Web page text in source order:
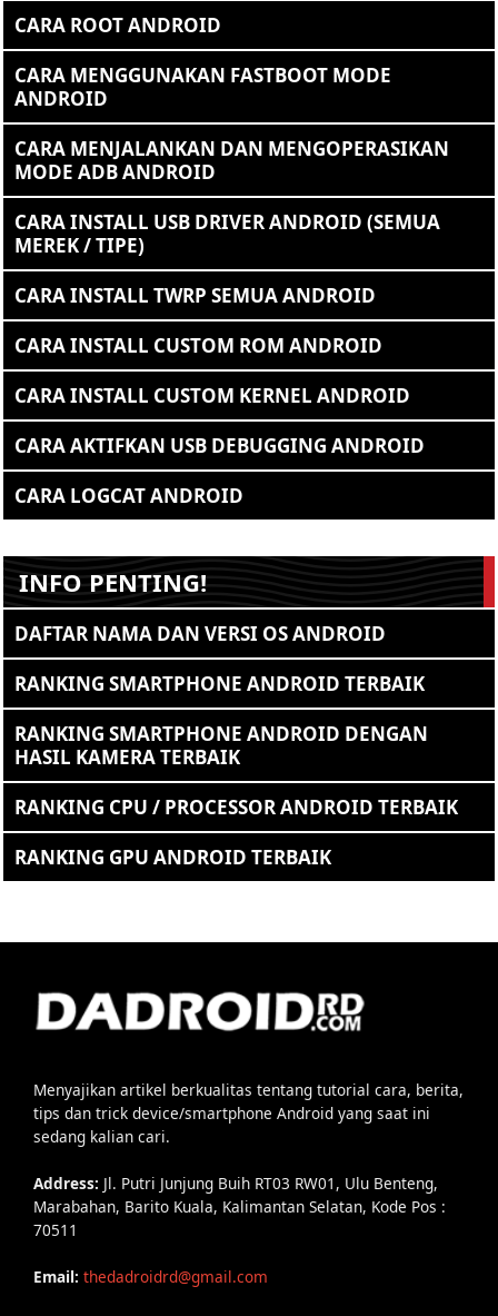
CARA ROOT ANDROID
CARA MENGGUNAKAN FASTBOOT MODE
ANDROID
CARA MENJALANKAN DAN MENGOPERASIKAN
MODE ADB ANDROID
CARA INSTALL USB DRIVER ANDROID (SEMUA
MEREK / TIPE)
CARA INSTALL TWRP SEMUA ANDROID
CARA INSTALL CUSTOM ROM ANDROID
CARA INSTALL CUSTOM KERNEL ANDROID
CARA AKTIFKAN USB DEBUGGING ANDROID
CARA LOGCAT ANDROID
INFO PENTING!
DAFTAR NAMA DAN VERSI OS ANDROID
RANKING SMARTPHONE ANDROID TERBAIK
RANKING SMARTPHONE ANDROID DENGAN
HASIL KAMERA TERBAIK
RANKING CPU / PROCESSOR ANDROID TERBAIK
RANKING GPU ANDROID TERBAIK
Menyajikan artikel berkualitas tentang tutorial cara, berita,
tips dan trick device/smartphone Android yang saat ini
sedang kalian cari.
Address: Jl. Putri Junjung Buih RT03 RW01, Ulu Benteng,
Marabahan, Barito Kuala, Kalimantan Selatan, Kode Pos :
70511
Email: thedadroidrd@gmail.com